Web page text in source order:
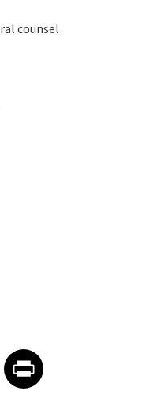
counsel
Email
EmailShare article on Print